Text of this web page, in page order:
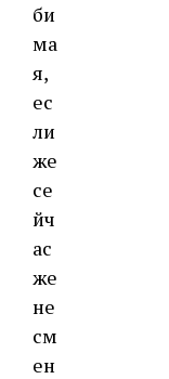
би
ма
я,
ес
ли
же
се
йч
ас
же
не
см
ен